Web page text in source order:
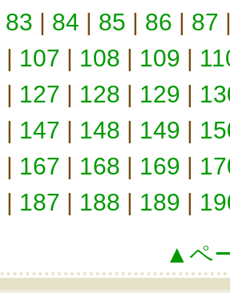
83 | 84 | 85 | 86 | 87
| 107 | 108 | 109 |
| 127 | 128 | 129 |
| 147 | 148 | 149 |
| 167 | 168 | 169 |
| 187 | 188 | 189 |
▲ペ